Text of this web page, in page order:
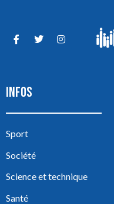
INFOS
Sport
Société
Science et technique
Santé